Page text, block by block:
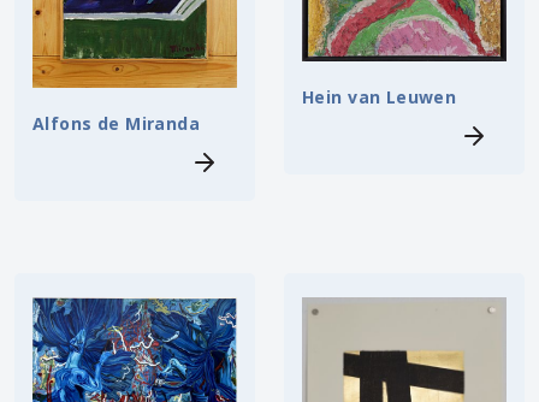
Alfons de Miranda
Hein van Leuwen